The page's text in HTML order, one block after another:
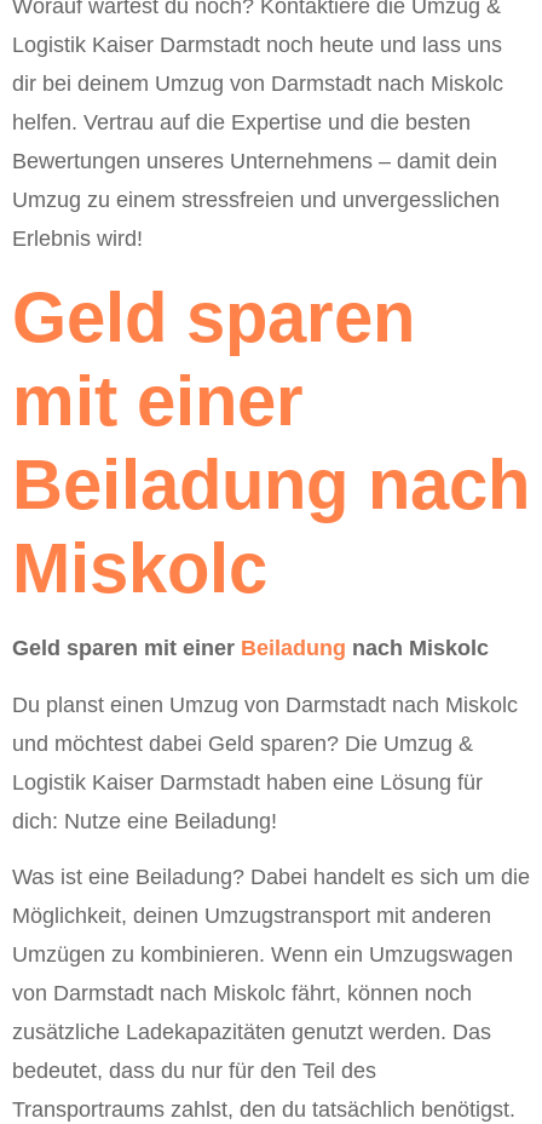
Worauf wartest du noch? Kontaktiere die Umzug &
Logistik Kaiser Darmstadt noch heute und lass uns
dir bei deinem Umzug von Darmstadt nach Miskolc
helfen. Vertrau auf die Expertise und die besten
Bewertungen unseres Unternehmens – damit dein
Umzug zu einem stressfreien und unvergesslichen
Erlebnis wird!
Geld sparen
mit einer
Beiladung nach
Miskolc
Geld sparen mit einer Beiladung nach Miskolc
Du planst einen Umzug von Darmstadt nach Miskolc
und möchtest dabei Geld sparen? Die Umzug &
Logistik Kaiser Darmstadt haben eine Lösung für
dich: Nutze eine Beiladung!
Was ist eine Beiladung? Dabei handelt es sich um die
Möglichkeit, deinen Umzugstransport mit anderen
Umzügen zu kombinieren. Wenn ein Umzugswagen
von Darmstadt nach Miskolc fährt, können noch
zusätzliche Ladekapazitäten genutzt werden. Das
bedeutet, dass du nur für den Teil des
Transportraums zahlst, den du tatsächlich benötigst.